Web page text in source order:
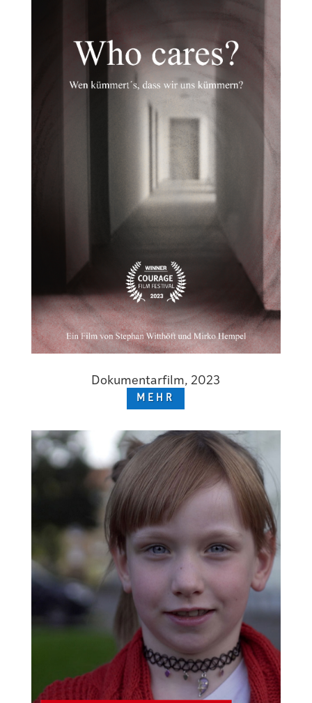
Dokumentarfilm, 2023
MEHR